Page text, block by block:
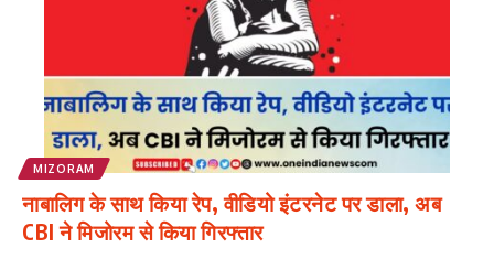
MIZORAM
नाबालिग के साथ किया रेप, वीडियो इंटरनेट पर डाला, अब
CBI ने मिजोरम से किया गिरफ्तार